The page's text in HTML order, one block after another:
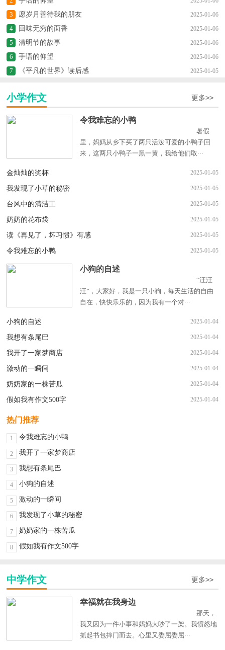
3 愿岁月善待我的朋友 2025-01-06
4 回味无穷的面香 2025-01-06
5 清明节的故事 2025-01-06
6 手语的仰望 2025-01-06
7 《平凡的世界》读后感 2025-01-05
小学作文 更多>>
令我难忘的小鸭
暑假
里，妈妈从乡下买了两只活泼可爱的小鸭子回
来，这两只小鸭子一黑一黄，我给他们取···
2025-01-05
金灿灿的奖杯
2025-01-05
我发现了小草的秘密
2025-01-05
台风中的清洁工
2025-01-05
奶奶的花布袋
2025-01-05
读《再见了，坏习惯》有感
2025-01-05
令我难忘的小鸭
小狗的自述
“汪汪
汪”，大家好，我是一只小狗，每天生活的自由
自在，快快乐乐的，因为我有一个对···
2025-01-04
小狗的自述
2025-01-04
我想有条尾巴
2025-01-04
我开了一家梦商店
2025-01-04
激动的一瞬间
2025-01-04
奶奶家的一株苦瓜
2025-01-04
假如我有作文500字
热门推荐
1 令我难忘的小鸭
2 我开了一家梦商店
3 我想有条尾巴
4 小狗的自述
5 激动的一瞬间
6 我发现了小草的秘密
7 奶奶家的一株苦瓜
8 假如我有作文500字
中学作文 更多>>
幸福就在我身边
那天，
我又因为一件小事和妈妈大吵了一架。我愤怒地
抓起书包摔门而去。心里又委屈委屈···